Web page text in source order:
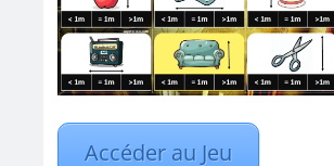
Accéder au Jeu